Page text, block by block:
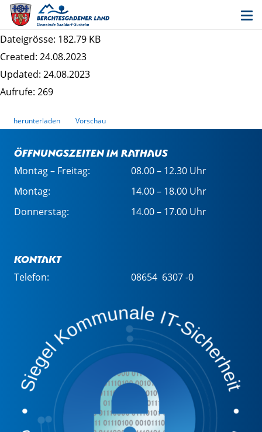
Entwurf Bebauungsplan "Surheim Nordost" -
Satzung
Dateigrösse: 182.79 KB
Created: 24.08.2023
Updated: 24.08.2023
Aufrufe: 269
herunterladen Vorschau
Öffnungszeiten im Rathaus
Montag – Freitag:
08.00 – 12.30 Uhr
Montag:
14.00 – 18.00 Uhr
Donnerstag:
14.00 – 17.00 Uhr
Kontakt
Telefon: 08654 6307 -0